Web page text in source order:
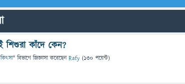
শিশুরা কাঁদে কেন?
" বিভাগে জিজ্ঞাসাকরেছেনRafy (130 পয়েন্ট)